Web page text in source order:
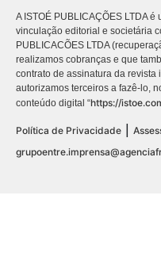
A ISTOÉ PUBLICAÇÕES LTDA
vinculação editorial e societária
PUBLICACÕES LTDA
realizamos cobranças e que
contrato de assinatura da revista
autorizamos terceiros a fazê-lo,
conteúdo digital “https://
Política de Privacidade